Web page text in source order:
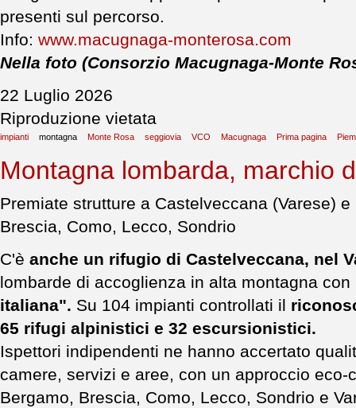
presenti sul percorso.
Info: www.macugnaga-monterosa.com
Nella foto (Consorzio Macugnaga-Monte
22 Luglio 2026
Riproduzione vietata
impianti montagna Monte Rosa seggiovia VCO Macugnaga Prima pagina
Montagna lombarda, marchio
Premiate strutture a Castelveccana (Varese)
Brescia, Como, Lecco, Sondrio
C'è anche un rifugio di Castelveccana, nel
lombarde di accoglienza in alta montagna
italiana". Su 104 impianti controllati il
65 rifugi alpinistici e 32 escursionistici.
Ispettori indipendenti ne hanno accertato
camere, servizi e aree, con un approccio
Bergamo, Brescia, Como, Lecco, Sondrio e